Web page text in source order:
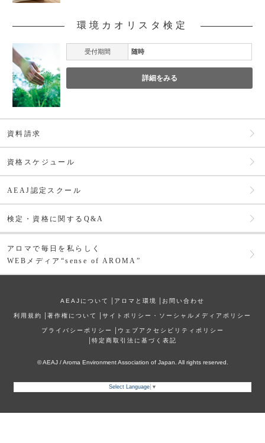
環境カオリスタ検定
受付期間 随時
詳細をみる
資料請求
資格スケジュール
AEAJ認定スクール
検定・資格に関するQ&A
アロマで毎日を私らしく
WEBメディア“sense of AROMA”
AEAJについて アロマと環境 お問い合わせ
利⽤規約 著作権について サイトポリシー・ソーシャルメディアポリシー
プライバシーポリシー
ウェブアクセシビリティポリシー
特定商取引法に基づく表記
© AEAJ / Aroma Environment Association of Japan. All rights reserved.
Select Language ▼